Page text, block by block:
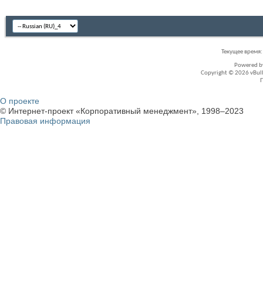
Текущее время:
Powered
Copyright © 2026
О проекте
© Интернет-проект «Корпоративный менеджмент», 1998–2023
Правовая информация